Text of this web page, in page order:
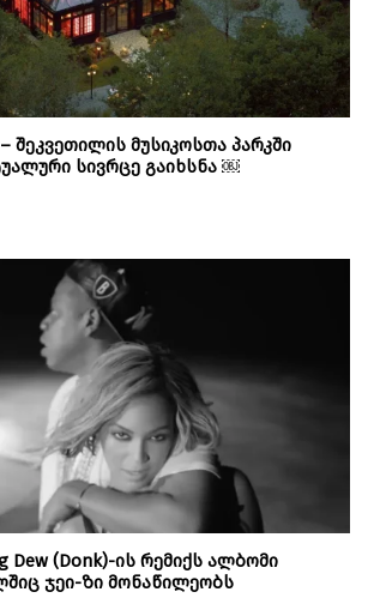
შეკვეთილის მუსიკოსთა პარკში
სივრცე გაიხსნა ￼
Dew (Donk)-ის რემიქს ალბომი
ჯეი-ზი მონაწილეობს